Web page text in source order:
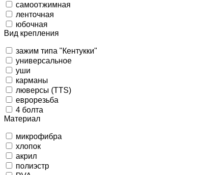
самоотжимная
ленточная
юбочная
Вид крепления
зажим типа "Кентукки"
универсальное
уши
карманы
люверсы (TTS)
еврорезьба
4 болта
Материал
микрофибра
хлопок
акрил
полиэстр